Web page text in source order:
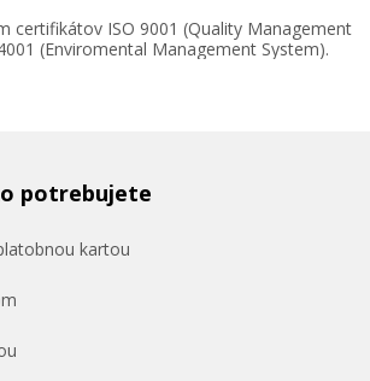
Pridať do košíka
42918914 (Purpurový)
certifikátov ISO 9001 (Quality Management
(Enviromental Management System).
potrebujete
kartou